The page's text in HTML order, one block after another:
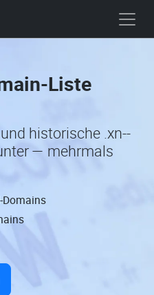
Liste
historische .xn--
— mehrmals
Domains